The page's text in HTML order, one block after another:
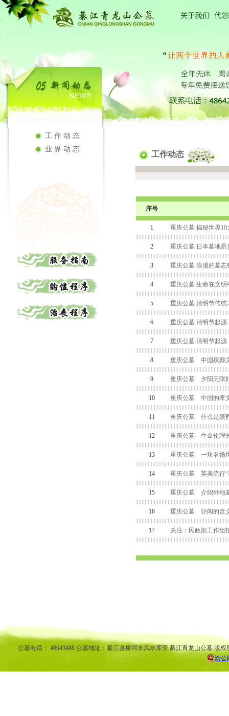
工作动态
业界动态
工作动态
序号
1 重庆公墓 揭秘世界10
2 重庆公墓 日本墓地
3 重庆公墓 浪漫的墓志
4 重庆公墓 生命在文明
5 重庆公墓 清明节传统
6 重庆公墓 清明节起源
7 重庆公墓 清明节起源
8 重庆公墓 中国殡葬
9 重庆公墓 夕阳无限
10 重庆公墓 中国的孝
11 重庆公墓 什么是殡
12 重庆公墓 生命伦理
13 重庆公墓 一块名扬
14 重庆公墓 英美流行“
15 重庆公墓 介绍外地
16 重庆公墓 讣闻的含
17 关注：民政部工作组
公墓电话： 48643488 公墓地址：綦江县桥河东风水库旁 綦江青龙山公墓 版
渝公